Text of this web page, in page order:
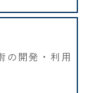
の開発・利用